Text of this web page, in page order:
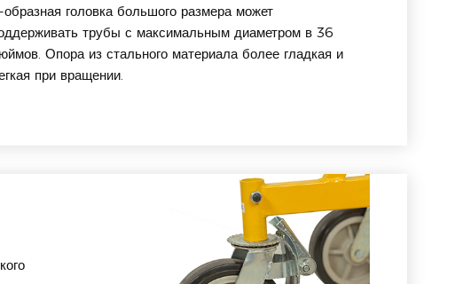
образная головка большого размера может
трубы с максимальным диаметром в 36
Опора из стального материала более гладкая и
при вращении.